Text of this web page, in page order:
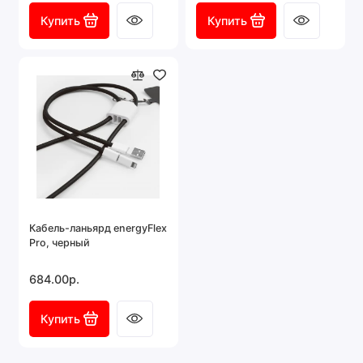
Купить Купить
Кабель-ланьярд energyFlex
Pro, черный
684.00р.
Купить